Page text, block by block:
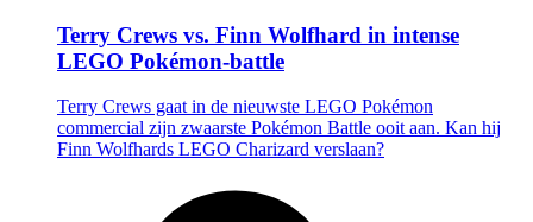
Terry Crews vs. Finn Wolfhard in intense
LEGO Pokémon-battle
Terry Crews gaat in de nieuwste LEGO Pokémon
commercial zijn zwaarste Pokémon Battle ooit aan. Kan hij
Finn Wolfhards LEGO Charizard verslaan?